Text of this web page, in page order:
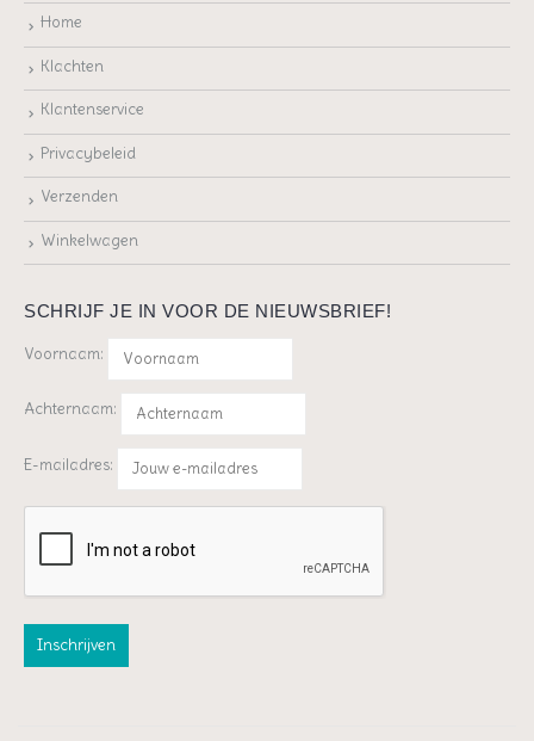
Home
Klachten
Klantenservice
Privacybeleid
Verzenden
Winkelwagen
SCHRIJF JE IN VOOR DE NIEUWSBRIEF!
Voornaam:
Achternaam:
E-mailadres: